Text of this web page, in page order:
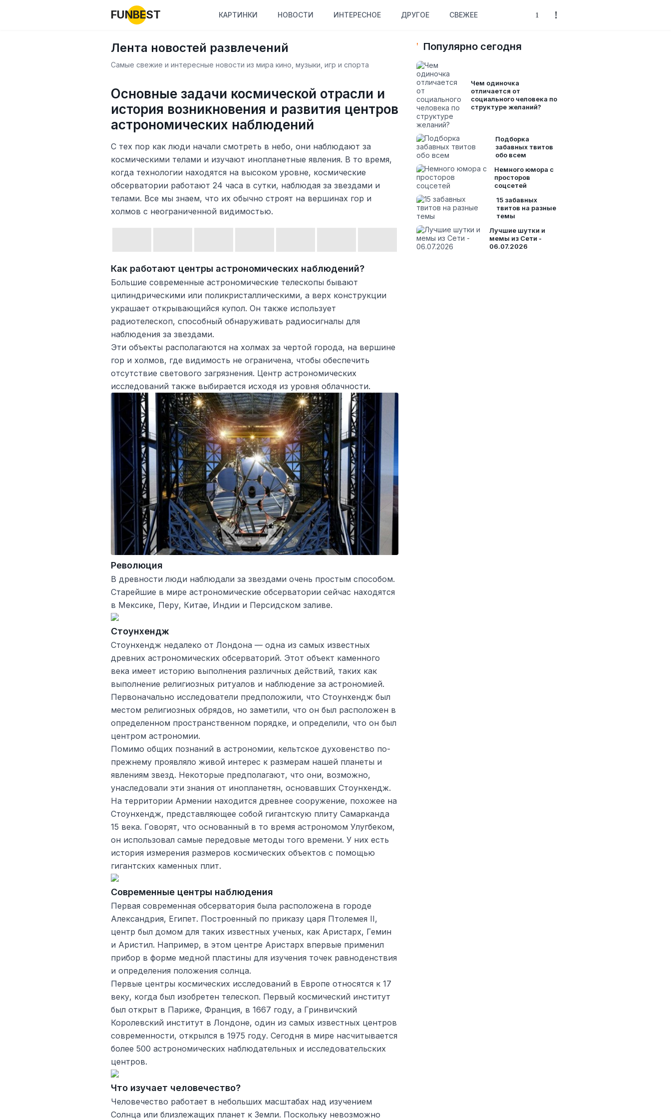
FUNBEST КАРТИНКИ НОВОСТИ ИНТЕРЕСНОЕ ДРУГОЕ СВЕЖЕЕ
Лента новостей развлечений
Самые свежие и интересные новости из мира кино, музыки, игр и спорта
Основные задачи космической отрасли и
история возникновения и развития центров
астрономических наблюдений
С тех пор как люди начали смотреть в небо, они наблюдают за
космическими телами и изучают инопланетные явления. В то время,
когда технологии находятся на высоком уровне, космические
обсерватории работают 24 часа в сутки, наблюдая за звездами и
телами. Все мы знаем, что их обычно строят на вершинах гор и
холмов с неограниченной видимостью.
Как работают центры астрономических наблюдений?
Большие современные астрономические телескопы бывают
цилиндрическими или поликристаллическими, а верх конструкции
украшает открывающийся купол. Он также использует
радиотелескоп, способный обнаруживать радиосигналы для
наблюдения за звездами.
Эти объекты располагаются на холмах за чертой города, на вершине
гор и холмов, где видимость не ограничена, чтобы обеспечить
отсутствие светового загрязнения. Центр астрономических
исследований также выбирается исходя из уровня облачности.
Революция
В древности люди наблюдали за звездами очень простым способом.
Старейшие в мире астрономические обсерватории сейчас находятся
в Мексике, Перу, Китае, Индии и Персидском заливе.
Стоунхендж
Стоунхендж недалеко от Лондона — одна из самых известных
древних астрономических обсерваторий. Этот объект каменного
века имеет историю выполнения различных действий, таких как
выполнение религиозных ритуалов и наблюдение за астрономией.
Первоначально исследователи предположили, что Стоунхендж был
местом религиозных обрядов, но заметили, что он был расположен в
определенном пространственном порядке, и определили, что он был
центром астрономии.
Помимо общих познаний в астрономии, кельтское духовенство по-
прежнему проявляло живой интерес к размерам нашей планеты и
явлениям звезд. Некоторые предполагают, что они, возможно,
унаследовали эти знания от инопланетян, основавших Стоунхендж.
На территории Армении находится древнее сооружение, похожее на
Стоунхендж, представляющее собой гигантскую плиту Самарканда
15 века. Говорят, что основанный в то время астрономом Улугбеком,
он использовал самые передовые методы того времени. У них есть
история измерения размеров космических объектов с помощью
гигантских каменных плит.
Современные центры наблюдения
Первая современная обсерватория была расположена в городе
Александрия, Египет. Построенный по приказу царя Птолемея II,
центр был домом для таких известных ученых, как Аристарх, Гемин
и Аристил. Например, в этом центре Аристарх впервые применил
прибор в форме медной пластины для изучения точек равноденствия
и определения положения солнца.
Первые центры космических исследований в Европе относятся к 17
веку, когда был изобретен телескоп. Первый космический институт
был открыт в Париже, Франция, в 1667 году, а Гринвичский
Королевский институт в Лондоне, один из самых известных центров
современности, открылся в 1975 году. Сегодня в мире насчитывается
более 500 астрономических наблюдательных и исследовательских
центров.
Что изучает человечество?
Человечество работает в небольших масштабах над изучением
Солнца или близлежащих планет к Земли. Поскольку невозможно
Популярно сегодня
Чем одиночка
отличается от
социального человека по
структуре желаний?
Подборка
забавных твитов
обо всем
Немного юмора с
просторов
соцсетей
15 забавных
твитов на разные
темы
Лучшие шутки и
мемы из Сети -
06.07.2026